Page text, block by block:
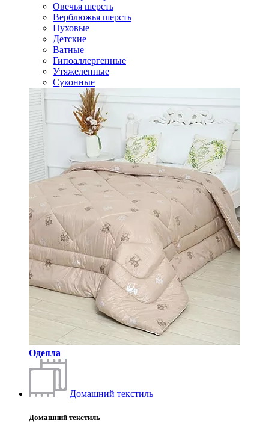
Овечья шерсть
Верблюжья шерсть
Пуховые
Детские
Ватные
Гипоаллергенные
Утяжеленные
Суконные
Одеяла
Домашний текстиль
Домашний текстиль